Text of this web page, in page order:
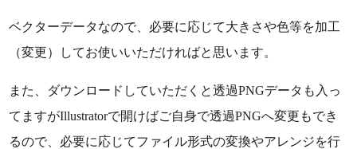
ベクターデータなので、必要に応じて大きさや色等を加工
（変更）してお使いいただければと思います。
また、ダウンロードしていただくと透過PNGデータも入っ
てますがIllustratorで開けばご自身で透過PNGへ変更もでき
るので、必要に応じてファイル形式の変換やアレンジを行